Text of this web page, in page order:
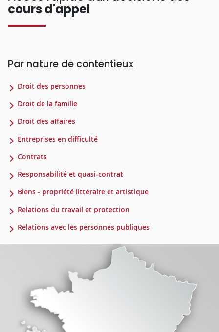
cours d'appel
Par nature de contentieux
Droit des personnes
Droit de la famille
Droit des affaires
Entreprises en difficulté
Contrats
Responsabilité et quasi-contrat
Biens - propriété littéraire et artistique
Relations du travail et protection
Relations avec les personnes publiques